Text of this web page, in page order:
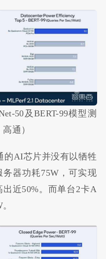
50及BERT-99模型测
通）
的AI芯片并没有以牺牲
器功耗75W，可实现
近50%。而单台2卡A